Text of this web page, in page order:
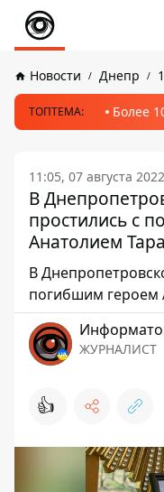
Новости Днепр
ТОПТЕМА: Более
11:05, 07 августа 2022
В
простились с
Анатолием
В
погибшим героем
ЖУРНАЛИСТ
👍